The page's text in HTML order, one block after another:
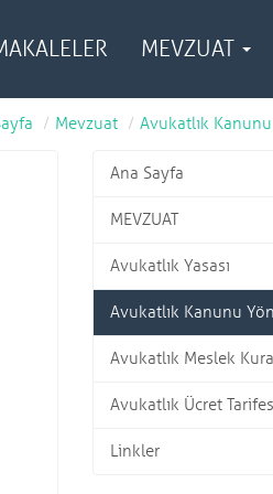
MEVZUAT
Mevzuat Avukatlık
Ana Sayfa
MEVZUAT
Avukatlık Yasası
Avukatlık Kanunu
Avukatlık Meslek
Avukatlık Ücret
Linkler